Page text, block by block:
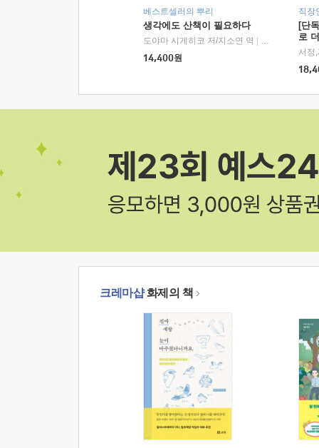
베스트셀러의 뿌리
생각에도 산책이 필요하다
도야마 시게히코 저/지소연 역
알에이치코리
14,400원
직장
[단
로
크레마샵화제의 책